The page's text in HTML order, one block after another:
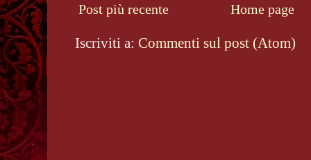
Post più recente Home page
Iscriviti a: Commenti sul post (Atom)